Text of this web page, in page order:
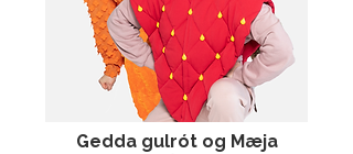
Gedda gulrót og Mæja